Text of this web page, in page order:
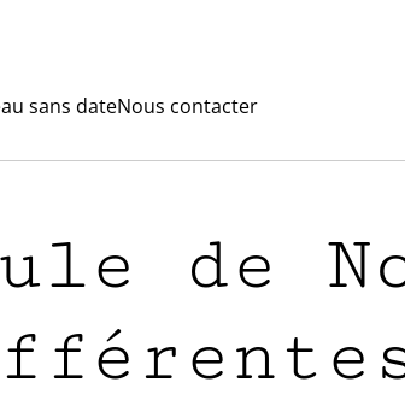
sans dateNous contacter
de